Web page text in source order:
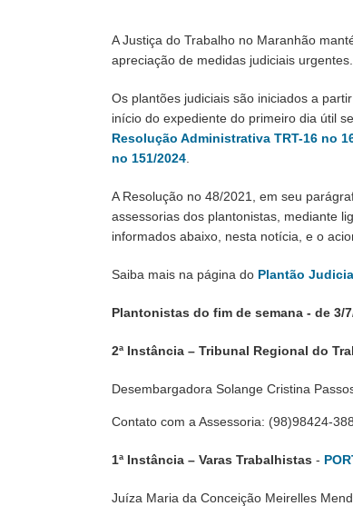
A Justiça do Trabalho no Maranhão
apreciação de medidas judiciais urgentes.
Os plantões judiciais são iniciados a
início do expediente do primeiro dia útil
Resolução Administrativa TRT-16 no
no 151/2024.
A Resolução no 48/2021, em seu
assessorias dos plantonistas, mediante
informados abaixo, nesta notícia, e o
Saiba mais na página do Plantão
Plantonistas do fim de semana - de 3/
2ª Instância – Tribunal Regional do
Desembargadora Solange Cristina
Contato com a Assessoria: (98)98424-
1ª Instância – Varas Trabalhistas -
Juíza Maria da Conceição Meirelles